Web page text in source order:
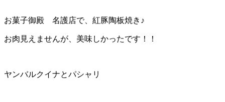
お菓子御殿 名護店で、紅豚陶板焼き♪
お肉見えませんが、美味しかったです！！
ヤンバルクイナとパシャリ